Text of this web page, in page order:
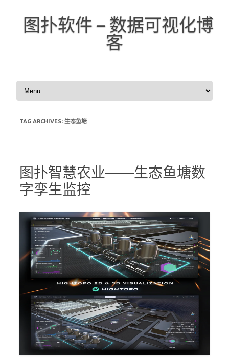
图扑软件 – 数据可视化博
客
Skip to content
TAG ARCHIVES: 生态鱼塘
图扑智慧农业——生态鱼塘数
字孪生监控